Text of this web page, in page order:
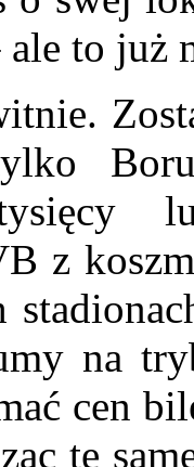
to już
z
na
cen
te